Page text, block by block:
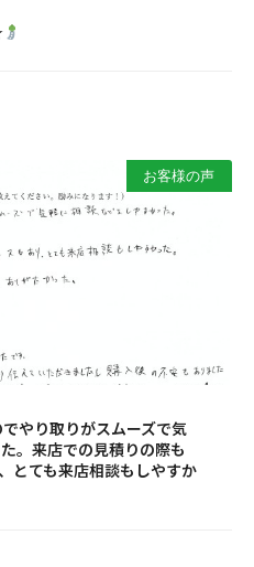
お客様の声
やり取りがスムーズで気
。来店での見積りの際も
とても来店相談もしやすか